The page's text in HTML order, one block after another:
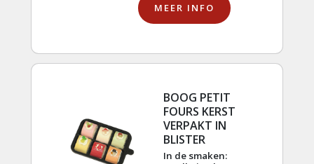
MEER INFO
BOOG PETIT
FOURS KERST
VERPAKT IN
BLISTER
In de smaken: